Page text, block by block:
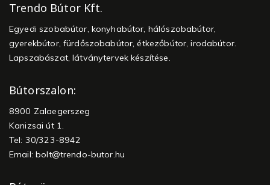
Trendo Bútor Kft.
Egyedi szobabútor, konyhabútor, hálószobabútor,
gyerekbútor, fürdőszobabútor, étkezőbútor, irodabútor.
Lapszabászat, látványtervek készítése.
Bútorszalon:
8900 Zalaegerszeg
Kanizsai út 1.
Tel: 30/323-8942
Email:bolt@trendo-butor.hu